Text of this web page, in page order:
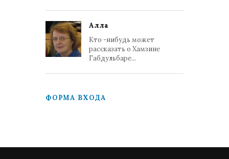
Алла
Кто -нибудь может
рассказать о Хамзине
Габдульбаре...
ФОРМА ВХОДА